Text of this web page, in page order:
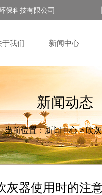
保科技有限公司
于我们 新闻中心
新闻动态
当前位置：新闻中心>吹
灰器使用时的注